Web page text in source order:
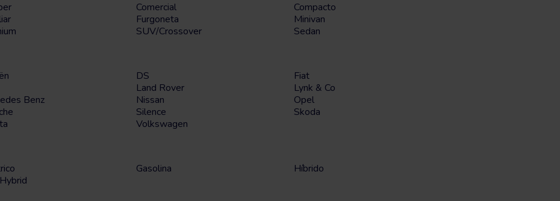
Comercial
Compacto
Furgoneta
Minivan
SUV/Crossover Sedan
DS
Fiat
Land Rover
Lynk & Co
Benz Nissan
Opel
Silence
Skoda
Volkswagen
Gasolina
Híbrido